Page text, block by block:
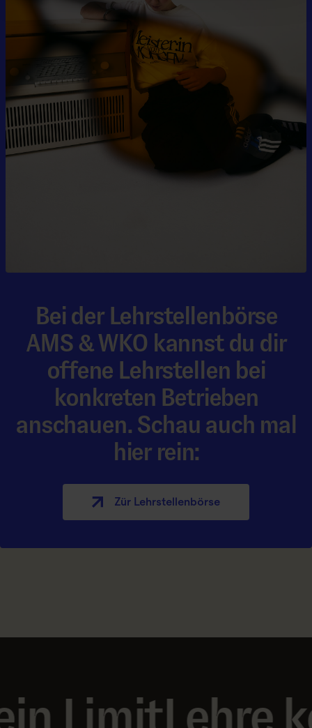
Bei der Lehrstellenbörse
AMS & WKO kannst du dir
offene Lehrstellen bei
konkreten Betrieben
anschauen. Schau auch mal
hier rein:
Zür Lehrstellen­börse
Lehre kennt